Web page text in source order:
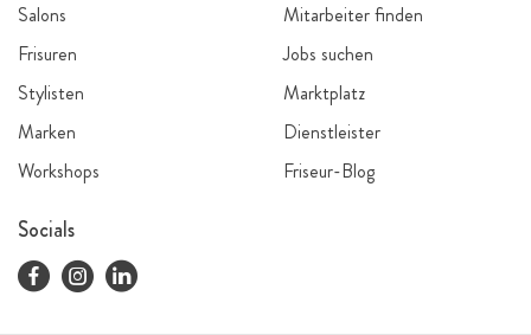
Salons
Frisuren
Stylisten
Marken
Workshops
Mitarbeiter finden
Jobs suchen
Marktplatz
Dienstleister
Friseur-Blog
Socials